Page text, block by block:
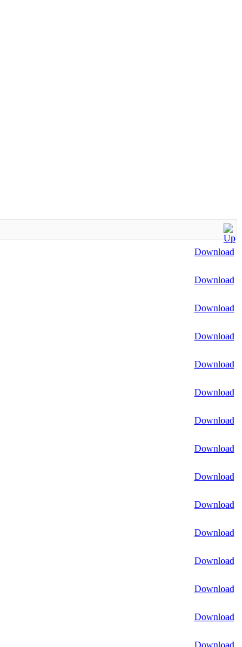
Download
Download
Download
Download
Download
Download
Download
Download
Download
Download
Download
Download
Download
Download
Download